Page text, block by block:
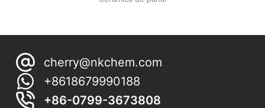
cherry@nkchem.com
+8618679990188
+86-0799-3673808